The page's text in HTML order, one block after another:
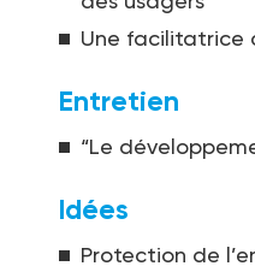
Une facilitatrice
Entretien
“Le
Idées
Protection de